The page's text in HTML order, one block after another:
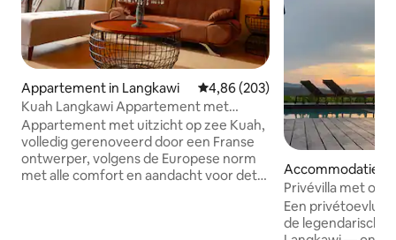
Appartement in Langkawi Gemiddelde beoordeling van
4,86 (203)
Kuah Langkawi Appartement met
panoramisch uitzicht
Appartement met uitzicht op zee Kuah,
volledig gerenoveerd door een Franse
ontwerper, volgens de Europese norm
met alle comfort en aandacht voor detail
Accommodatie in
Privévilla met
Langkawi
Een
de legendarische